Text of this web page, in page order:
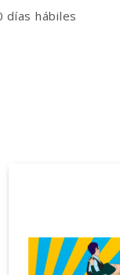
días hábiles